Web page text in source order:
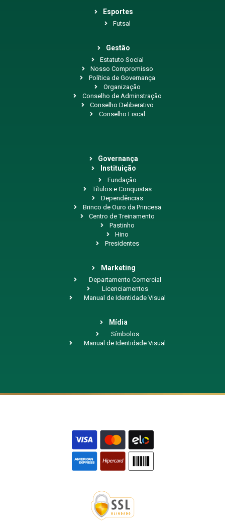
Esportes
Futsal
Gestão
Estatuto Social
Nosso Compromisso
Política de Governança
Organização
Conselho de Adminstração
Conselho Deliberativo
Conselho Fiscal
Governança
Instituição
Fundação
Títulos e Conquistas
Dependências
Brinco de Ouro da Princesa
Centro de Treinamento
Pastinho
Hino
Presidentes
Marketing
Departamento Comercial
Licenciamentos
Manual de Identidade Visual
Mídia
Símbolos
Manual de Identidade Visual